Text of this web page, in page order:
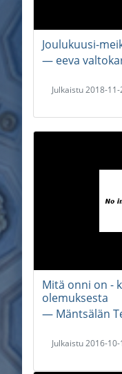
Joulukuusi-
― eeva
Julkaistu 2018-
Mitä onni on -
olemuksesta
― Mäntsälän
Julkaistu 2016-